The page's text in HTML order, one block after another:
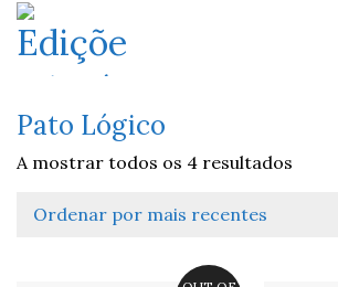
Pato Lógico
A mostrar todos os 4 resultados
Ordenar por mais recentes